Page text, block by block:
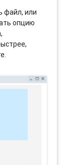
файл, или
опцию